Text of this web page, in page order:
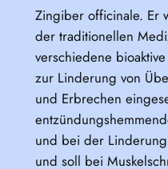
Zingiber officinale. Er
der traditionellen
verschiedene
zur Linderung von
und Erbrechen
und bei der
und soll bei